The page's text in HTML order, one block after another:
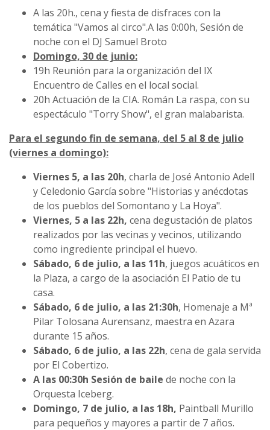
A las 20h., cena y fiesta de disfraces con la
temática "Vamos al circo".A las 0:00h, Sesión de
noche con el DJ Samuel Broto
Domingo, 30 de junio:
19h Reunión para la organización del IX
Encuentro de Calles en el local social.
20h Actuación de la CIA. Román La raspa, con su
espectáculo "Torry Show", el gran malabarista.
Para el segundo fin de semana, del 5 al 8 de julio
(viernes a domingo):
Viernes 5, a las 20h, charla de José Antonio Adell
y Celedonio García sobre "Historias y anécdotas
de los pueblos del Somontano y La Hoya".
Viernes, 5 a las 22h, cena degustación de platos
realizados por las vecinas y vecinos, utilizando
como ingrediente principal el huevo.
Sábado, 6 de julio, a las 11h, juegos acuáticos en
la Plaza, a cargo de la asociación El Patio de tu
casa.
Sábado, 6 de julio, a las 21:30h, Homenaje a Mª
Pilar Tolosana Aurensanz, maestra en Azara
durante 15 años.
Sábado, 6 de julio, a las 22h, cena de gala servida
por El Cobertizo.
A las 00:30h Sesión de baile de noche con la
Orquesta Iceberg.
Domingo, 7 de julio, a las 18h, Paintball Murillo
para pequeños y mayores a partir de 7 años.